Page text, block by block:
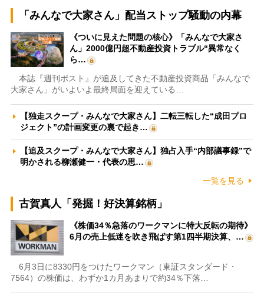
「みんなで大家さん」配当ストップ騒動の内幕
《ついに見えた問題の核心》「みんなで大家さ
ん」2000億円超不動産投資トラブル“異常なく
ら…
本誌『週刊ポスト』が追及してきた不動産投資商品「みんなで
大家さん」がいよいよ最終局面を迎えている…
【独走スクープ・みんなで大家さん】二転三転した“成田プロ
ジェクト”の計画変更の裏で起き…
【追及スクープ・みんなで大家さん】独占入手“内部議事録”で
明かされる柳瀬健一・代表の思…
一覧を見る
古賀真人「発掘！好決算銘柄」
《株価34％急落のワークマンに特大反転の期待》
6月の売上低迷を吹き飛ばす第1四半期決算、…
6月3日に8330円をつけたワークマン（東証スタンダード・
7564）の株価は、わずか1カ月あまりで約34％下落…